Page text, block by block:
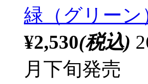
緑（グリーン
¥2,530(税込)
月下旬発売